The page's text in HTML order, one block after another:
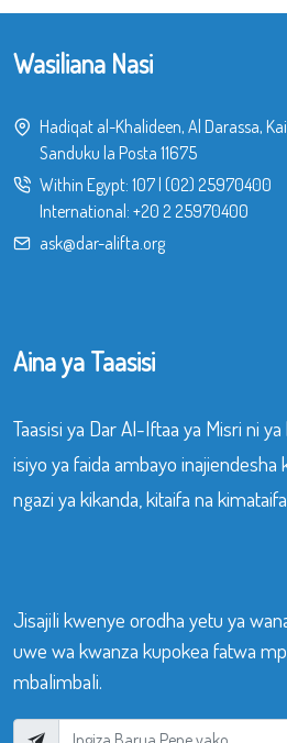
Wasiliana Nasi
Hadiqat al-Khalideen, Al Darassa,
Sanduku la Posta 11675
Within Egypt: 107| (02) 25970400
International: +20 2 25970400
ask@dar-alifta.org
Aina ya Taasisi
Taasisi ya Dar Al-Iftaa ya Misri ni ya
isiyo ya faida ambayo
ngazi ya kikanda, kitaifa na
Jisajili kwenye orodha yetu ya
uwe wa kwanza kupokea fatwa
mbalimbali.